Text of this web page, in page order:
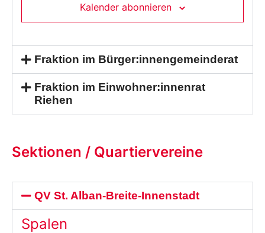
Kalender abonnieren
Fraktion im Bürger:innengemeinderat
Fraktion im Einwohner:innenrat
Riehen
Sektionen / Quartiervereine
QV St. Alban-Breite-Innenstadt
Spalen